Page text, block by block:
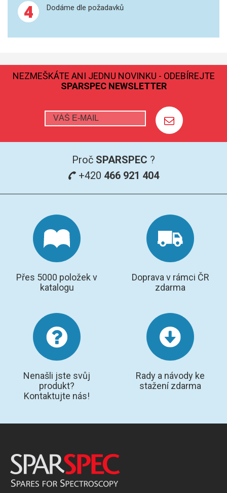
4 Dodáme dle požadavků
NEZMEŠKÁTE ANI JEDNU NOVINKU - ODEBÍREJTE
SPARSPEC NEWSLETTER
Proč SPARSPEC ?
+420 466 921 404
Přes 5000 položek v
katalogu
Doprava v rámci ČR
zdarma
Nenašli jste svůj
produkt?
Kontaktujte nás!
Rady a návody ke
stažení zdarma